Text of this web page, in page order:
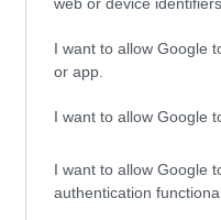
I want to allow Google
or app.
I want to allow Google
I want to allow Google
authentication